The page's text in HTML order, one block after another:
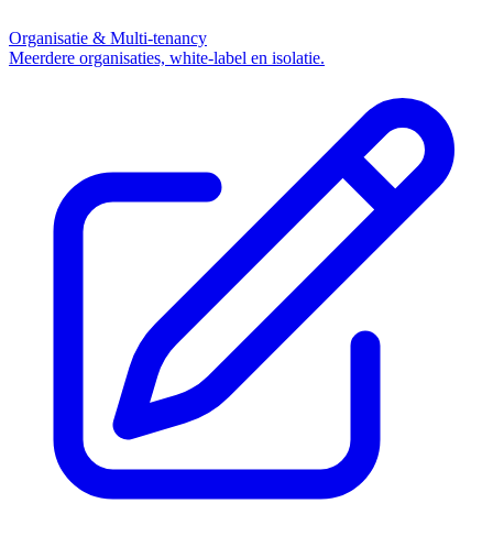
Organisatie & Multi-tenancy
Meerdere organisaties, white-label en isolatie.